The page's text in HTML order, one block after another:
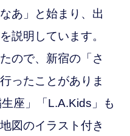
あ」と始まり、出
説明しています。
ので、新宿の「さ
ったことがありま
座」
「L.A.Kids」も
図のイラスト付き